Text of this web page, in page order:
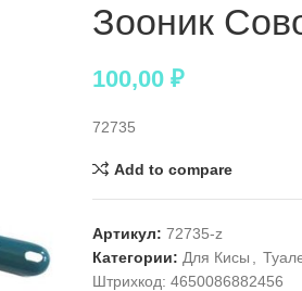
Зооник
100,00₽
72735
Add to compare
Артикул:72735-z
Категории: Для Кисы
Штрихкод:4650086882456